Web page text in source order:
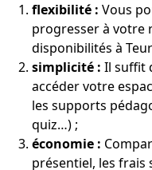
flexibilité : Vous
progresser à votre
disponibilités à
simplicité : Il suffit
accéder votre
les supports
quiz…) ;
économie :
présentiel, les frais